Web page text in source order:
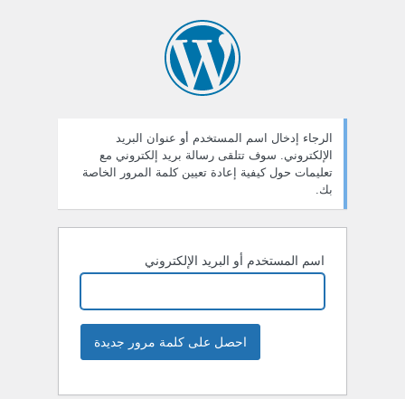
الرجاء إدخال اسم المستخدم أو عنوان البريد
الإلكتروني. سوف تتلقى رسالة بريد إلكتروني مع
تعليمات حول كيفية إعادة تعيين كلمة المرور الخاصة
بك.
اسم المستخدم أو البريد الإلكتروني